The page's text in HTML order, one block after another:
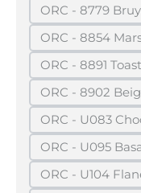
ORC - 8779
ORC - 8854
ORC - 8891 Toast
(Diese
ORC - 8902
(Diese
ORC - U083
(Diese
ORC - U095
ORC - U104